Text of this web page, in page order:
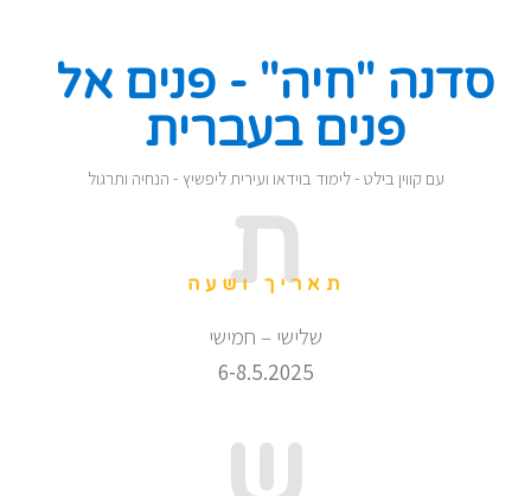
סדנה "חיה" - פנים אל
פנים בעברית
עם קווין בילט - לימוד בוידאו ועירית ליפשיץ - הנחיה ותרגול
ת
תאריך ושעה
שלישי – חמישי
6-8.5.2025